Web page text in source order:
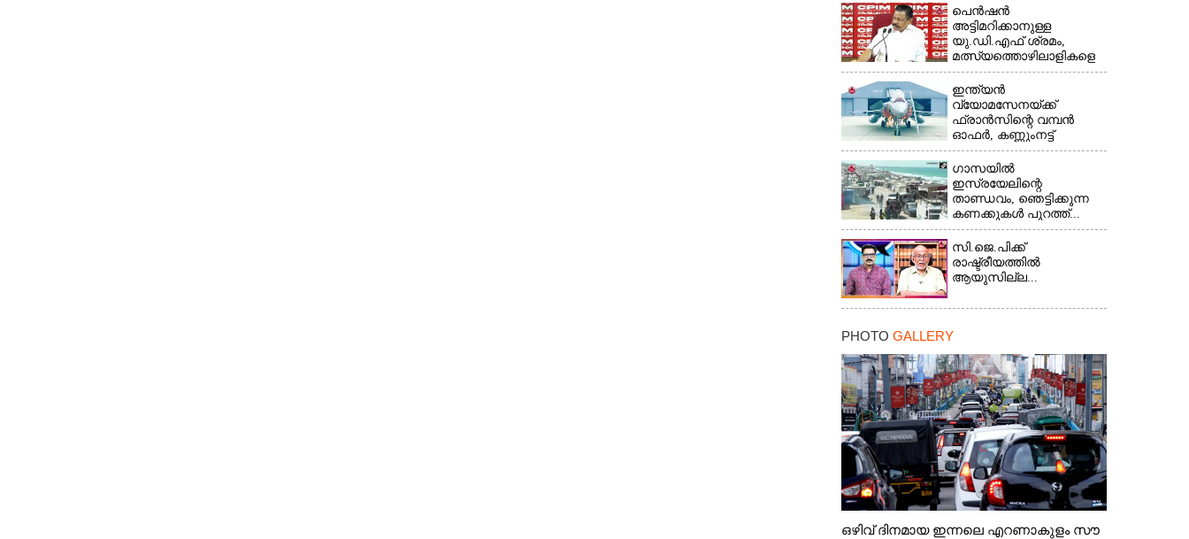
പെൻഷൻ
അട്ടിമറിക്കാനുള്ള
യു.ഡി.എഫ് ശ്രമം,
മത്സ്യത്തൊഴിലാളികളെ
സംരക്ഷിക്കണം...
ഇന്ത്യൻ
വ്യോമസേനയ്ക്ക്
ഫ്രാൻസിന്റെ വമ്പൻ
ഓഫർ, കണ്ണുംനട്ട്
ഇന്ത്യ...
ഗാസയിൽ
ഇസ്രയേലിന്റെ
താണ്ഡവം, ഞെട്ടിക്കുന്ന
കണക്കുകൾ പുറത്ത്...
സി.ജെ.പിക്ക്
രാഷ്ട്രീയത്തിൽ
ആയുസില്ല...
PHOTO GALLERY
ഒഴിവ് ദിനമായ ഇന്നലെ എറണാകുളം സൗ